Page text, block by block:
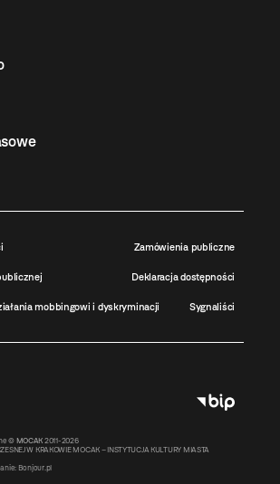
Zamówienia publiczne
Deklaracja dostępności
mobbingowi i dyskryminacji Sygnaliści
© MOCAK 2011-2026
W KRAKOWIE MOCAK – INSTYTUCJA KULTURY MIASTA
Bonjour.pl